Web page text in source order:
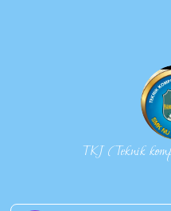
TKJ ( Teknik